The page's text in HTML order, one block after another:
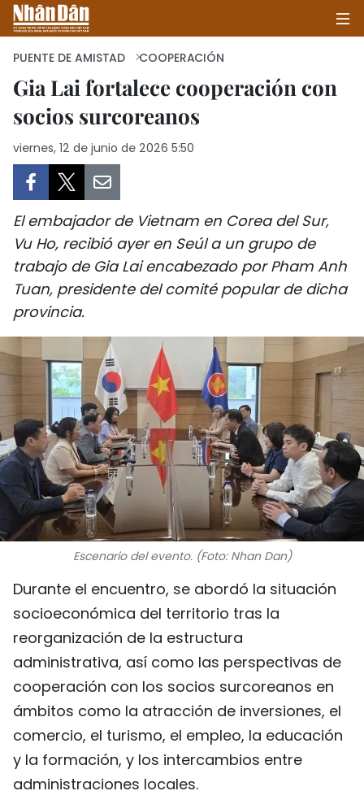
INICIO
POLÍTICA
SOCIEDAD
SALUD - MEDIO AMBIENTE
INTERNACIONAL
DEPORTES
VIAJES
PUENTE DE AMISTAD
HISTORIAS MULTIMEDIA
FOTOGRAFÍA
¿QUIÉNES SOMOS?
TIẾNG VIỆT
ENGLISH
中文
FRANÇAIS
PUENTE DE AMISTAD COOPERACIÓN
Gia Lai fortalece cooperación con
socios surcoreanos
viernes, 12 de junio de 2026 5:50
El embajador de Vietnam en Corea del Sur,
Vu Ho, recibió ayer en Seúl a un grupo de
trabajo de Gia Lai encabezado por Pham Anh
Tuan, presidente del comité popular de dicha
provincia.
Escenario del evento. (Foto: Nhan Dan)
Durante el encuentro, se abordó la situación
socioeconómica del territorio tras la
reorganización de la estructura
administrativa, así como las perspectivas de
cooperación con los socios surcoreanos en
ámbitos como la atracción de inversiones, el
comercio, el turismo, el empleo, la educación
y la formación, y los intercambios entre
administraciones locales.